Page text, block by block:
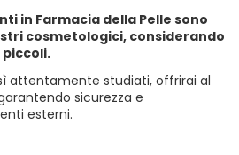
in Farmacia della Pelle sono
cosmetologici, considerando
piccoli.
attentamente studiati, offrirai al
sicurezza e
esterni.